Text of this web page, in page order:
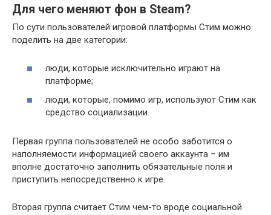
Для чего меняют фон в Steam?
По сути пользователей игровой платформы Стим можно
поделить на две категории:
люди, которые исключительно играют на
платформе;
люди, которые, помимо игр, используют Стим как
средство социализации.
Первая группа пользователей не особо заботится о
наполняемости информацией своего аккаунта – им
вполне достаточно заполнить обязательные поля и
приступить непосредственно к игре.
Вторая группа считает Стим чем-то вроде социальной